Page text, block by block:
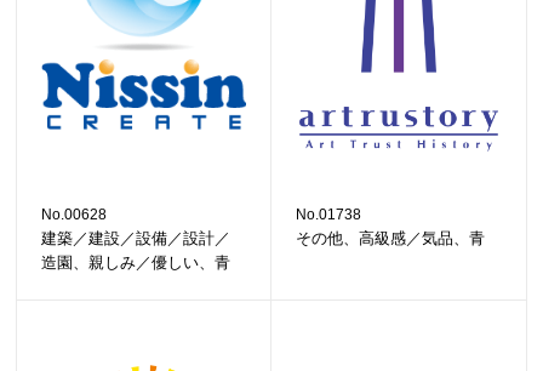
No.00628
建築／建設／設備／設計／
造園、親しみ／優しい、青
No.01738
その他、高級感／気品、青